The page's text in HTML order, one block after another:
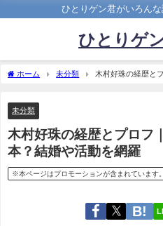
ひとりゲン君がいろんな
ひとりゲ
ホーム 未分類
木村好珠の経歴と
未分類
木村好珠の経歴とプロフ
本？結婚や活動を網羅
※本ページはプロモーションが含まれています。